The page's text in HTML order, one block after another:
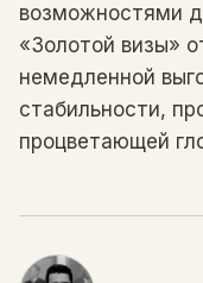
возможностями
«Золотой визы»
немедленной
стабильности,
процветающей